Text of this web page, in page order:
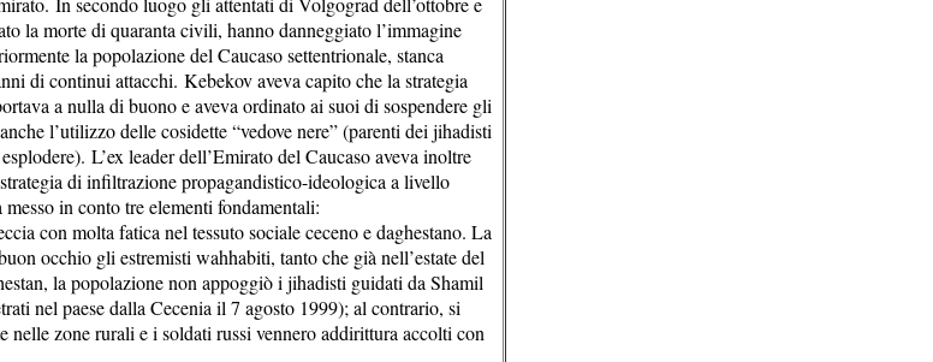
la morte di quaranta civili, hanno danneggiato l’immagine
la popolazione del Caucaso settentrionale, stanca
di continui attacchi. Kebekov aveva capito che la strategia
a nulla di buono e aveva ordinato ai suoi di sospendere gli
l’utilizzo delle cosidette “vedove nere” (parenti dei jihadisti
L’ex leader dell’Emirato del Caucaso aveva inoltre
di infiltrazione propagandistico-ideologica a livello
in conto tre elementi fondamentali:
con molta fatica nel tessuto sociale ceceno e daghestano. La
occhio gli estremisti wahhabiti, tanto che già nell’estate del
la popolazione non appoggiò i jihadisti guidati da Shamil
nel paese dalla Cecenia il 7 agosto 1999); al contrario, si
nelle zone rurali e i soldati russi vennero addirittura accolti con